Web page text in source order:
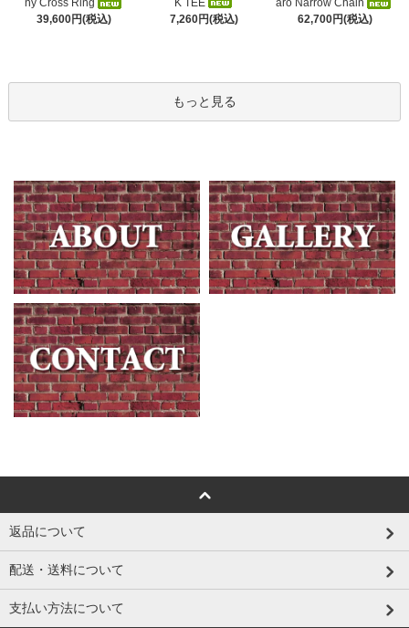
ny Cross Ring
39,600円(税込)
7,260円(税込)
aro Narrow Chain
62,700円(税込)
もっと見る
返品について
配送・送料について
支払い方法について